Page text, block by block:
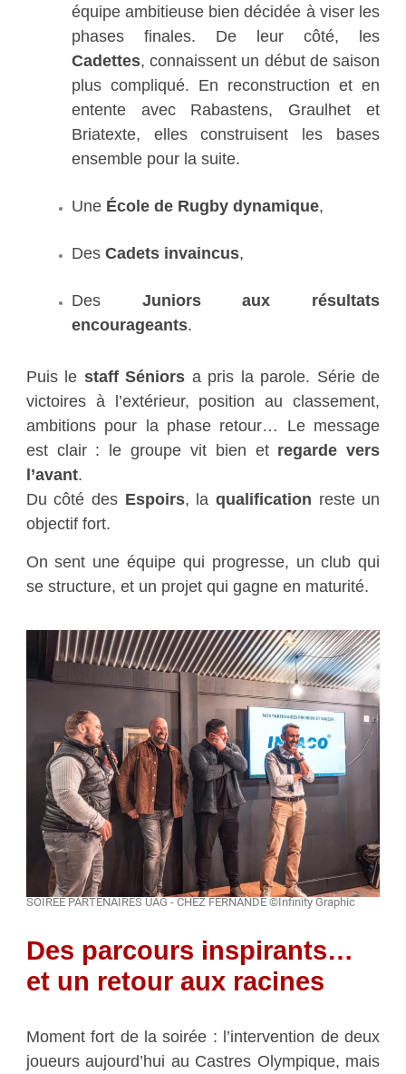
équipe ambitieuse bien décidée à viser les
phases finales. De leur côté, les
Cadettes, connaissent un début de saison
plus compliqué. En reconstruction et en
entente avec Rabastens, Graulhet et
Briatexte, elles construisent les bases
ensemble pour la suite.
Une École de Rugby dynamique,
Des Cadets invaincus,
Des Juniors aux résultats
encourageants.
Puis le staff Séniors a pris la parole. Série de
victoires à l’extérieur, position au classement,
ambitions pour la phase retour… Le message
est clair : le groupe vit bien et regarde vers
l’avant.
Du côté des Espoirs, la qualification reste un
objectif fort.
On sent une équipe qui progresse, un club qui
se structure, et un projet qui gagne en maturité.
SOIREE PARTENAIRES UAG - CHEZ FERNANDE ©Infinity Graphic
Des parcours inspirants…
et un retour aux racines
Moment fort de la soirée : l’intervention de deux
joueurs aujourd’hui au Castres Olympique, mais